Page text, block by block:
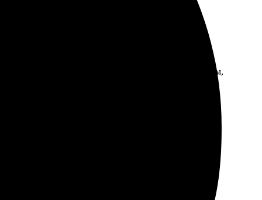
порадовало. Заказала работу через сайт,
и четкими, точно как ожидала. Рекомендую всем,
и выбрала размер. Варианты оформления
всё цело. В целом, осталась довольна